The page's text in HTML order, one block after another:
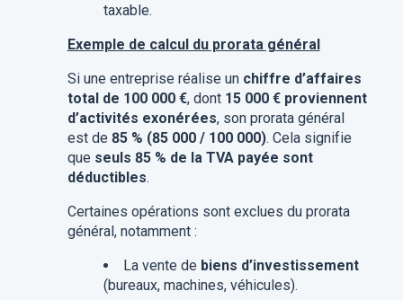
taxable.
Exemple de calcul du prorata général
Si une entreprise réalise un chiffre d’affaires
total de 100 000 €, dont 15 000 € proviennent
d’activités exonérées, son prorata général
est de 85 % (85 000 / 100 000). Cela signifie
que seuls 85 % de la TVA payée sont
déductibles.
Certaines opérations sont exclues du prorata
général, notamment :
La vente de biens d’investissement
(bureaux, machines, véhicules).